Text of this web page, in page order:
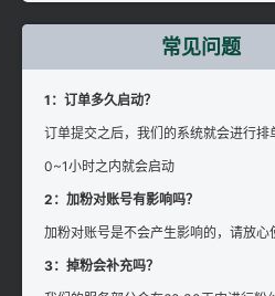
常见问题
1：订单多久启动？
订单提交之后，我们的系统就会进行排
0~1小时之内就会启动
2：加粉对账号有影响吗？
加粉对账号是不会产生影响的，请放心
3：掉粉会补充吗？